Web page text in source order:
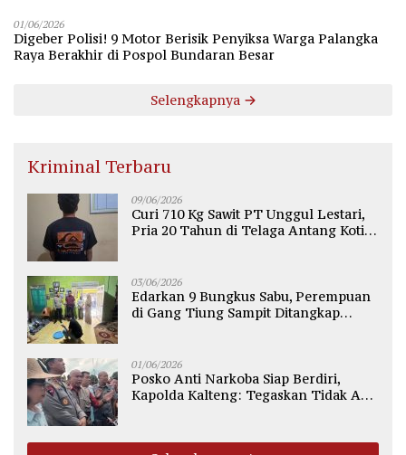
01/06/2026
Digeber Polisi! 9 Motor Berisik Penyiksa Warga Palangka
Raya Berakhir di Pospol Bundaran Besar
Selengkapnya
Kriminal Terbaru
09/06/2026
Curi 710 Kg Sawit PT Unggul Lestari,
Pria 20 Tahun di Telaga Antang Kotim
03/06/2026
Edarkan 9 Bungkus Sabu, Perempuan
di Gang Tiung Sampit Ditangkap
01/06/2026
Posko Anti Narkoba Siap Berdiri,
Kapolda Kalteng: Tegaskan Tidak Ada